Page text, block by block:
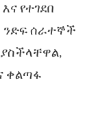
የተገደበ
ንድፍ ሰራተኞች
ቀልጣፋ